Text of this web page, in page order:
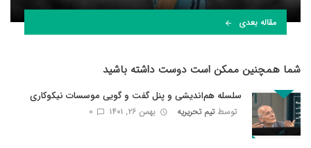
مقاله بعدی
شما همچنین ممکن است دوست داشته باشید
سلسله هم‌اندیشی و پنل گفت و گویی موسسات نیکوکاری
توسطتیم تحریریه بهمن ۲۶, ۱۴۰۱ 0